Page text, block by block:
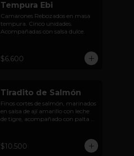
Tempura Ebi
Camarones Rebozados en masa
tempura. Cinco unidades.
Acompañadas con salsa dulce.
$6.600
Tiradito de Salmón
Finos cortes de salmón, marinados
en salsa de ají amarillo con leche
de tigre, acompañado con palta y
$10.500